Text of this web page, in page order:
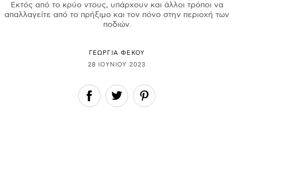
Εκτός από το κρύο ντους, υπάρχουν και άλλοι τρόποι να
απαλλαγείτε από το πρήξιμο και τον πόνο στην περιοχή των
ποδιών.
ΓΕΩΡΓΙΑ ΦΕΚΟΥ
28 ΙΟΥΝΊΟΥ 2023